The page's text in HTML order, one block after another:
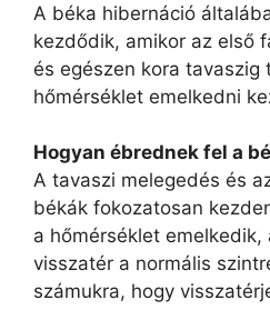
A béka hibernáció
kezdődik, amikor az első
és egészen kora tavaszig
hőmérséklet emelkedni
Hogyan ébrednek fel a
A tavaszi melegedés és
békák fokozatosan
a hőmérséklet emelkedik,
visszatér a normális
számukra, hogy